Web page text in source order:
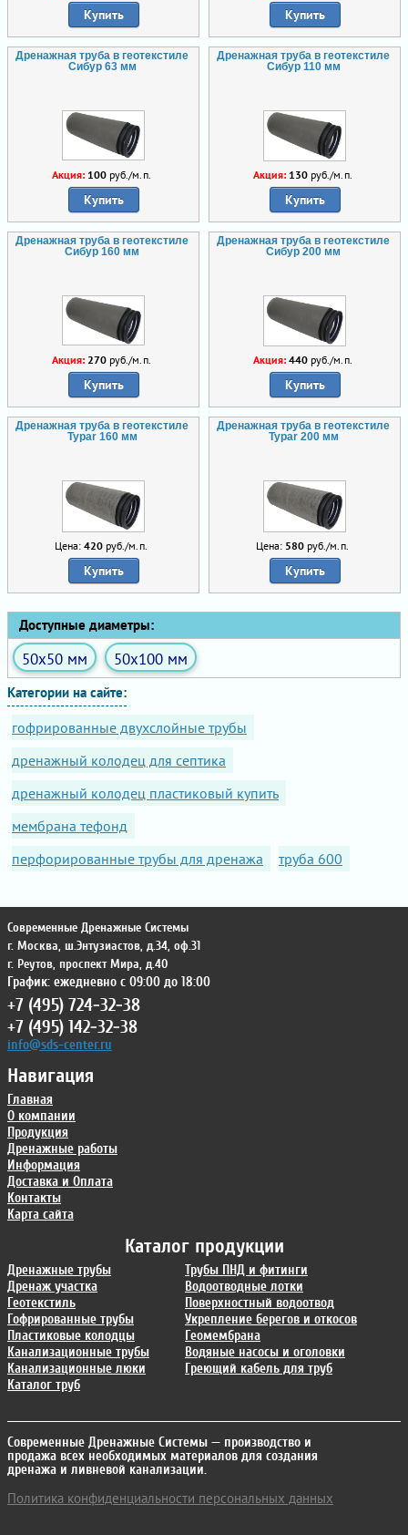
Купить Купить
Дренажная труба в геотекстиле
Сибур 63 мм
Акция: 100руб./м.п.
Купить
Дренажная труба в геотекстиле
Сибур 110 мм
Акция: 130руб./м.п.
Купить
Дренажная труба в геотекстиле
Сибур 160 мм
Акция: 270руб./м.п.
Купить
Дренажная труба в геотекстиле
Сибур 200 мм
Акция: 440руб./м.п.
Купить
Дренажная труба в геотекстиле
Typar 160 мм
Цена: 420 руб./м.п.
Купить
Дренажная труба в геотекстиле
Typar 200 мм
Цена: 580 руб./м.п.
Купить
Доступные диаметры:
50x50 мм 50x100 мм
Категории на сайте:
гофрированные двухслойные трубы
дренажный колодец для септика
дренажный колодец пластиковый купить
мембрана тефонд
перфорированные трубы для дренажа
труба 600
Каталог продукции
Дренажные трубы
Дренаж участка
Геотекстиль
Гофрированные трубы
Пластиковые колодцы
Канализационные трубы
Канализационные люки
Каталог труб
Трубы ПНД и фитинги
Водоотводные лотки
Поверхностный водоотвод
Укрепление берегов и откосов
Геомембрана
Водяные насосы и оголовки
Греющий кабель для труб
Навигация
Главная
О компании
Продукция
Дренажные работы
Информация
Доставка и Оплата
Контакты
Карта сайта
Современные Дренажные Системы
г. Москва, ш.Энтузиастов, д.34, оф.31
г. Реутов, проспект Мира, д.40
График: ежедневно с 09:00 до 18:00
+7 (495) 724-32-38
+7 (495) 142-32-38
info@sds-center.ru
Современные Дренажные Системы — производство и
продажа всех необходимых материалов для создания
дренажа и ливневой канализации.
Политика конфиденциальности персональных данных